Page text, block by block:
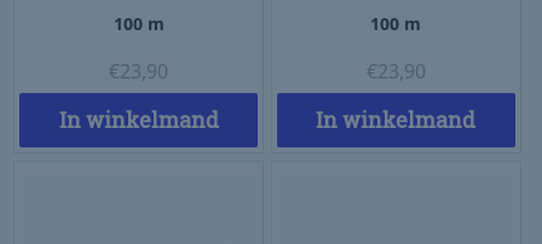
100 m
€23,90
In winkelmand
100 m
€23,90
In winkelmand